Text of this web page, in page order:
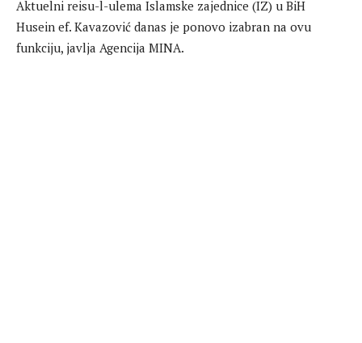
Aktuelni reisu-l-ulema Islamske zajednice (IZ) u BiH
Husein ef. Kavazović danas je ponovo izabran na ovu
funkciju, javlja Agencija MINA.